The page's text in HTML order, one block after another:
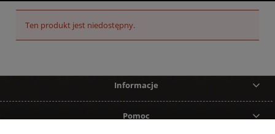
Ten produkt jest niedostępny.
Informacje
Pomoc